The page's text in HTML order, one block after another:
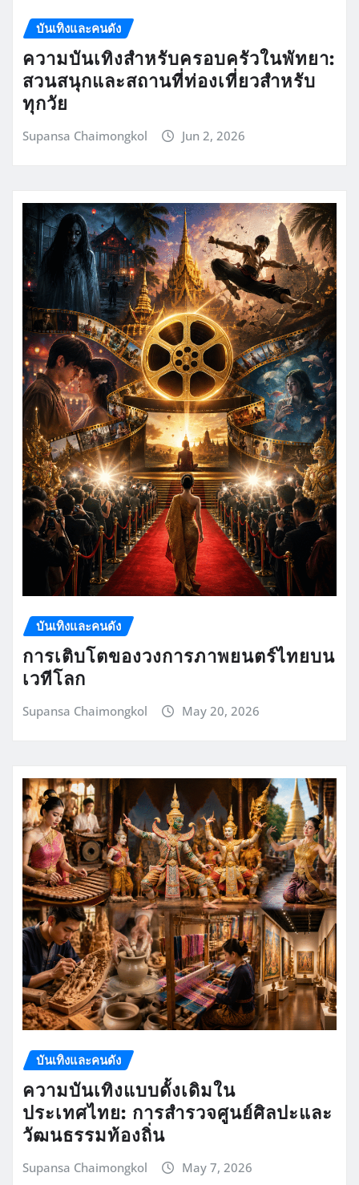
บันเทิงและคนดัง
ความบันเทิงสำหรับครอบครัวในพัทยา:
สวนสนุกและสถานที่ท่องเที่ยวสำหรับ
ทุกวัย
Supansa Chaimongkol Jun 2, 2026
บันเทิงและคนดัง
การเติบโตของวงการภาพยนตร์ไทยบน
เวทีโลก
Supansa Chaimongkol May 20, 2026
บันเทิงและคนดัง
ความบันเทิงแบบดั้งเดิมใน
ประเทศไทย: การสำรวจศูนย์ศิลปะและ
วัฒนธรรมท้องถิ่น
Supansa Chaimongkol May 7, 2026